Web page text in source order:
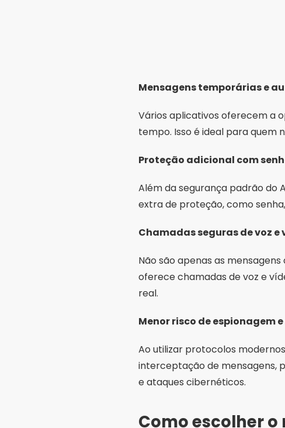
Mensagens temporárias e
Vários aplicativos oferecem a
tempo. Isso é ideal para quem
Proteção adicional com
Além da segurança padrão do
extra de proteção, como
Chamadas seguras de voz e
Não são apenas as
oferece chamadas de voz e
real.
Menor risco de espionagem
Ao utilizar protocolos
interceptação de mensagens,
e ataques cibernéticos.
Como escolher